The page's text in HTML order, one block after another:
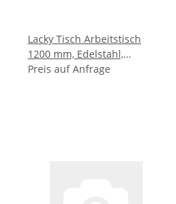
Lacky Tisch Arbeitstisch
1200 mm, Edelstahl,
Lackiertisch und
Preis auf Anfrage